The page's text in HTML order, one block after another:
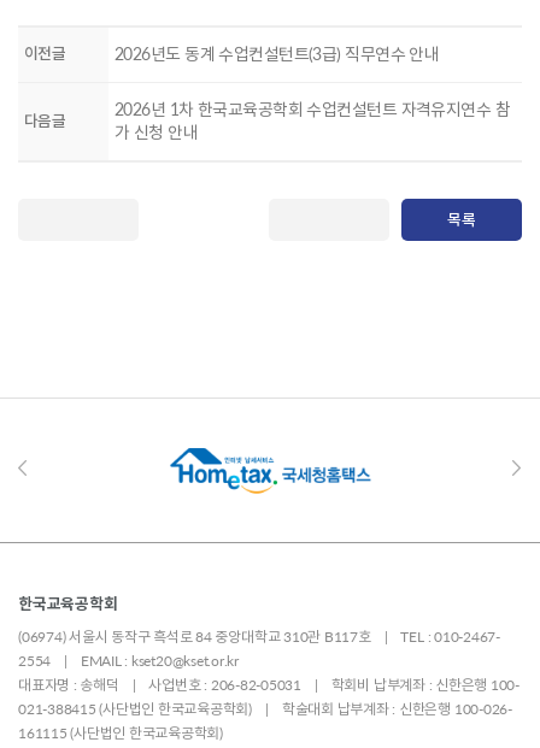
이전글 2026년도 동계 수업컨설턴트(3급) 직무연수 안내
다음글
2026년 1차 한국교육공학회 수업컨설턴트 자격유지연수 참
가 신청 안내
목록
한국교육공학회
(06974) 서울시 동작구 흑석로 84 중앙대학교 310관 B117호 | TEL : 010-2467-
2554 | EMAIL : kset20@kset.or.kr
대표자명 : 송해덕 | 사업번호 : 206-82-05031 | 학회비 납부계좌 : 신한은행 100-
021-388415 (사단법인 한국교육공학회) | 학술대회 납부계좌 : 신한은행 100-026-
161115 (사단법인 한국교육공학회)